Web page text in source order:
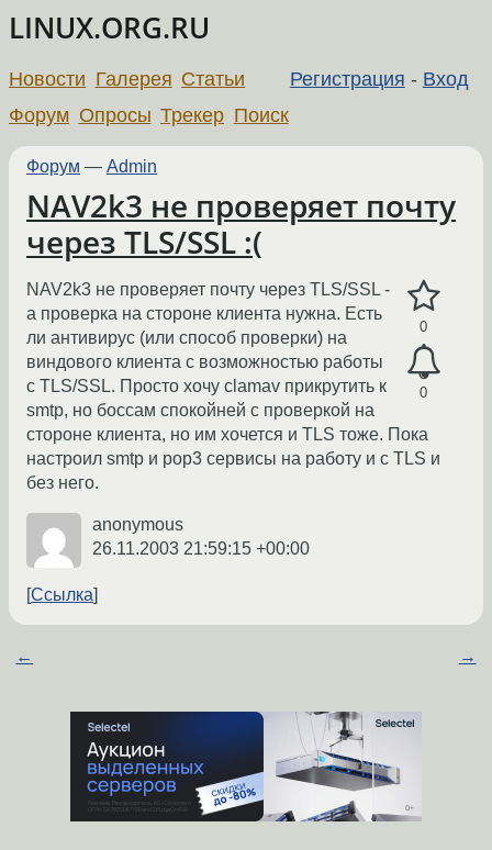
LINUX.ORG.RU
Регистрация - Вход
Новости Галерея Статьи
Форум Опросы Трекер Поиск
Форум — Admin
NAV2k3 не проверяет почту
через TLS/SSL :(
0
0
NAV2k3 не проверяет почту через TLS/SSL -
а проверка на стороне клиента нужна. Есть
ли антивирус (или способ проверки) на
виндового клиента с возможностью работы
с TLS/SSL. Просто хочу clamav прикрутить к
smtp, но боссам спокойней с проверкой на
стороне клиента, но им хочется и TLS тоже. Пока
настроил smtp и pop3 сервисы на работу и с TLS и
без него.
anonymous
26.11.2003 21:59:15 +00:00
Ссылка
← →